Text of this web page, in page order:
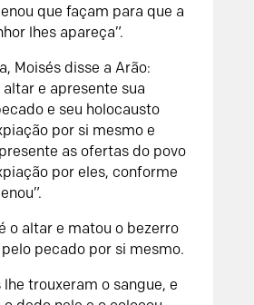
que façam para que a
lhes apareça”.
Moisés disse a Arão:
altar e apresente sua
e seu holocausto
por si mesmo e
as ofertas do povo
por eles, conforme
o altar e matou o bezerro
pecado por si mesmo.
lhe trouxeram o sangue, e